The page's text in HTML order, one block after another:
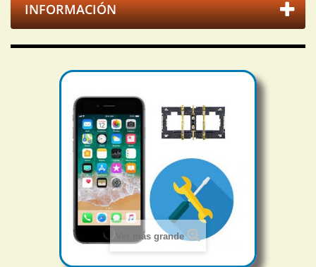
INFORMACIÓN
Ver más grande